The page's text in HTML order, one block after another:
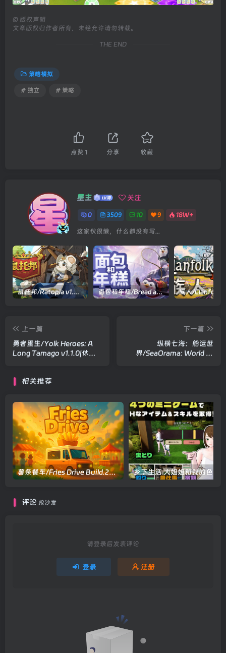
© 版权声明
文章版权归作者所有，未经允许请勿转载。
THE END
策略模拟
# 独立 # 策略
点赞 1 分享 收藏
星主 关注
0 3509 10 9 18W+
这家伙很懒，什么都没有写...
鼠托邦/Ratopia v1.0.0530|策略模拟|容量2.9GB|官方中文版 面包和年糕/Bread and Fred Build.21411256|动作冒险|容量1.1GB|官方中文版
上一篇
勇者蛋生/Yolk Heroes: A
Long Tamago v1.1.0|休闲
下一篇
纵横七海：船运世
界/SeaOrama: World of
相关推荐
薯条餐车/Fries Drive Build.22931088|模拟经营|容量1.9GB|官方中文版
评论 抢沙发
请登录后发表评论
登录 注册